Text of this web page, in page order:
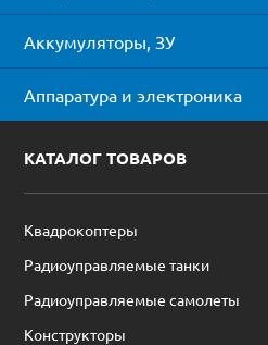
Аккумуляторы, ЗУ
Аппаратура и электроника
КАТАЛОГ ТОВАРОВ
Квадрокоптеры
Радиоуправляемые танки
Радиоуправляемые самолеты
Конструкторы